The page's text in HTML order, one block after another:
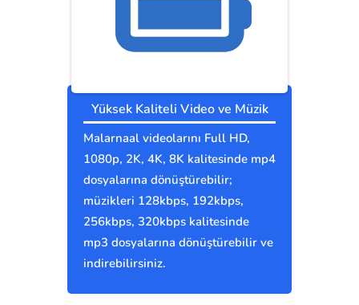
Yüksek Kaliteli Video ve Müzik
Malarnaal videolarını Full HD,
1080p, 2K, 4K, 8K kalitesinde mp4
dosyalarına dönüştürebilir;
müzikleri 128kbps, 192kbps,
256kbps, 320kbps kalitesinde
mp3 dosyalarına dönüştürebilir ve
indirebilirsiniz.